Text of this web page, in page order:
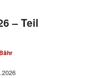
– Teil